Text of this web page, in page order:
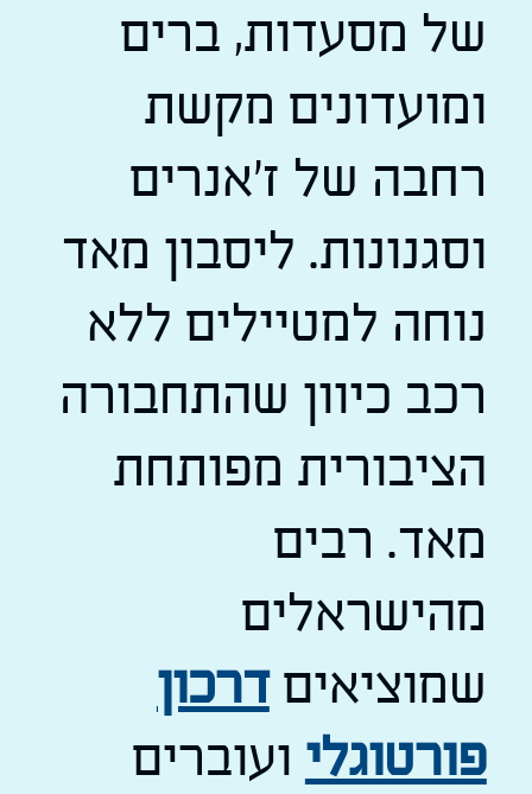
של מסעדות, ברים
ומועדונים מקשת
רחבה של ז'אנרים
וסגנונות. ליסבון מאד
נוחה למטיילים ללא
רכב כיוון שהתחבורה
הציבורית מפותחת
מאד. רבים
מהישראלים
שמוציאיםדרכון
פורטוגלי ועוברים